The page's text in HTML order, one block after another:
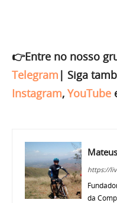
👉Entre no nosso
Telegram | Siga
Instagram, YouTube
https://
da